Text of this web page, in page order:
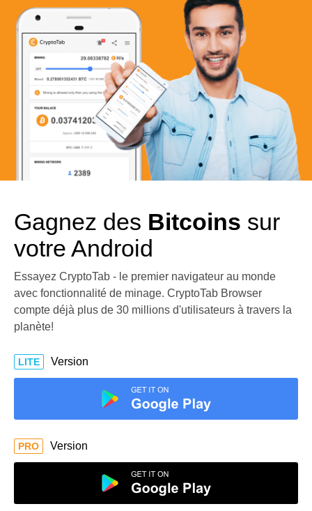
Gagnez des Bitcoins sur
votre Android
Essayez CryptoTab - le premier navigateur au monde
avec fonctionnalité de minage. CryptoTab Browser
compte déjà plus de 30 millions d'utilisateurs à travers la
planète!
LITE Version
PRO Version